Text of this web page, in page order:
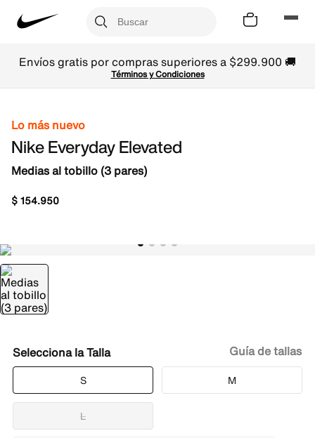
Envíos gratis por compras superiores a $299.900 🚚
Términos y Condiciones
Lo más nuevo
Nike Everyday Elevated
Medias al tobillo (3 pares)
$154.950
Talla
S M
L
Guía de tallas